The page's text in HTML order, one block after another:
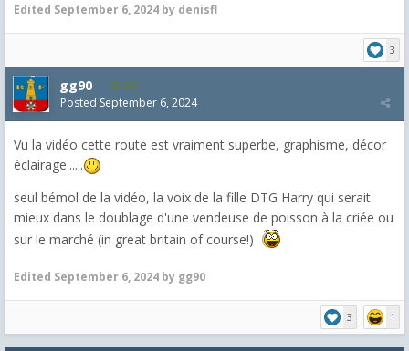
Edited September 6, 2024 by denisfl
3
gg90 263
Posted September 6, 2024
Vu la vidéo cette route est vraiment superbe, graphisme, décor
éclairage......
seul bémol de la vidéo, la voix de la fille DTG Harry qui serait
mieux dans le doublage d'une vendeuse de poisson à la criée ou
sur le marché (in great britain of course!)
Edited September 6, 2024 by gg90
3 1